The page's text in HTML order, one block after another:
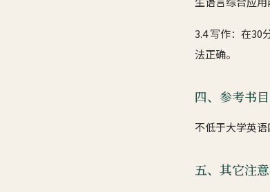
3.4 写作：在30
法正确。
四、参考书目
不低于大学英语
五、其它注